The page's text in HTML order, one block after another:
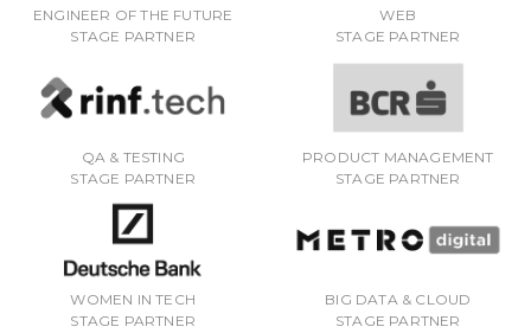
ENGINEER OF THE FUTURE
STAGE PARTNER
WEB
STAGE PARTNER
QA & TESTING
STAGE PARTNER
PRODUCT MANAGEMENT
STAGE PARTNER
WOMEN IN TECH
STAGE PARTNER
BIG DATA & CLOUD
STAGE PARTNER